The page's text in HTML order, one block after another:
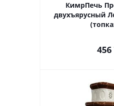
КимрПечь
двухъярусный
456